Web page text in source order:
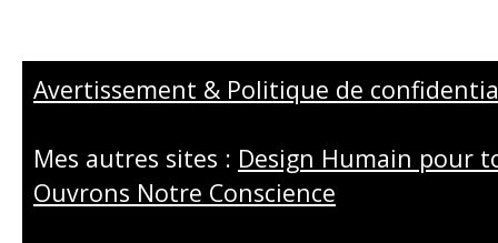
Avertissement & Politique de
Mes autres sites : Design Humain pour
Ouvrons Notre Conscience